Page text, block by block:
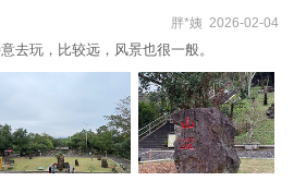
胖*姨 2026-02-04
去玩，比较远，风景也很一般。